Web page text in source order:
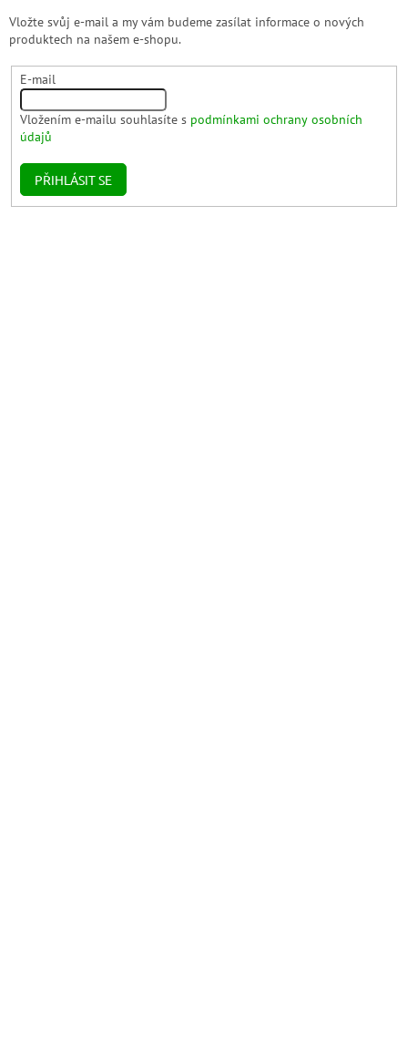
Vložte svůj e-mail a my vám budeme zasílat informace o nových
produktech na našem e-shopu.
E-mail
Vložením e-mailu souhlasíte s podmínkami ochrany osobních
údajů
PŘIHLÁSIT SE